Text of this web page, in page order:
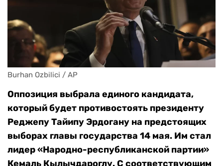
Burhan Ozbilici / AP
Оппозиция выбрала единого кандидата,
который будет противостоять президенту
Реджепу Тайипу Эрдогану на предстоящих
выборах главы государства 14 мая. Им стал
лидер «Народно-республиканской партии»
Кемаль Кылычдароглу. С соответствующим